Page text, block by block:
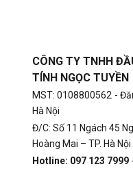
CÔNG TY TNHH
TÍNH NGỌC TUYỀN
MST: 0108800562 -
Hà Nội
Đ/C: Số 11 Ngách 45
Hoàng Mai – TP. Hà Nội
Hotline: 097 123 7999 -